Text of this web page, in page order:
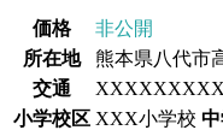
価格
非公開
所在地
熊本県八代市
交通
小学校区 XXX小学校